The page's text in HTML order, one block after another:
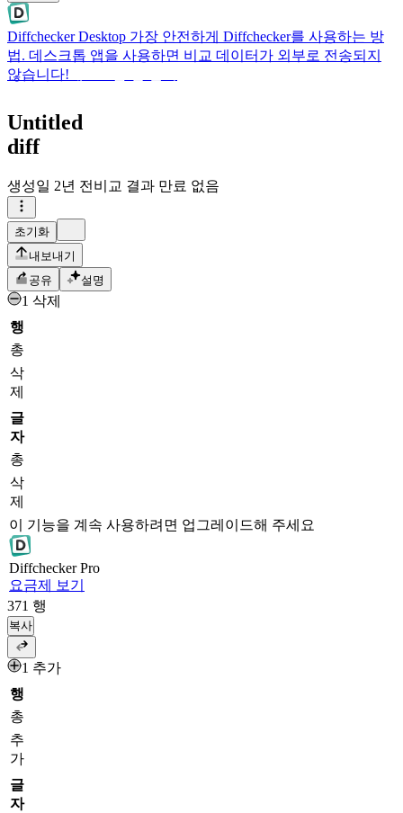
Diffchecker Desktop 가장 안전하게 Diffchecker를 사용하는 방
법. 데스크톱 앱을 사용하면 비교 데이터가 외부로 전송되지
않습니다!
Untitled
diff
생성일 2년 전 비교 결과 만료 없음
초기화
내보내기
공유
설명
1 삭제
행
총
삭
제
글
자
총
삭
제
이 기능을 계속 사용하려면 업그레이드해 주세요
DiffcheckerPro
요금제 보기
371 행
복사
1 추가
행
총
추
가
글
자